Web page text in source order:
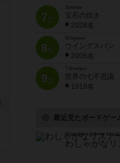
7位
宝石の煌き
2028名
8位
Wingspan
ウイングスパン
2006名
9位
7 Wonders
世界の七不思議
1919名
最近見たボードゲー
Wasyagana Listener ha